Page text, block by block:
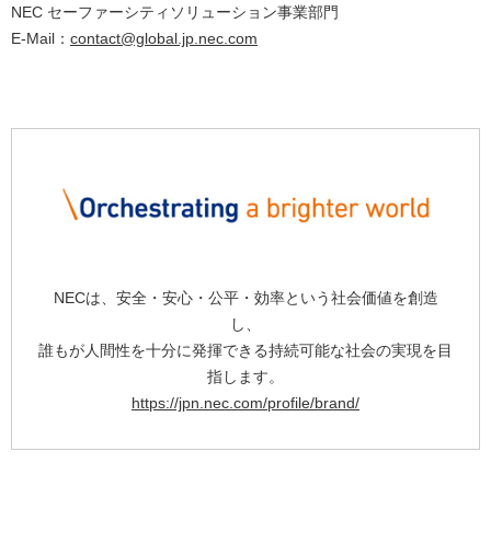
NEC セーファーシティソリューション事業部門
E-Mail： contact@global.jp.nec.com
NECは、安全・安心・公平・効率という社会価値を創造
し、
誰もが人間性を十分に発揮できる持続可能な社会の実現を目
指します。
https://jpn.nec.com/profile/brand/